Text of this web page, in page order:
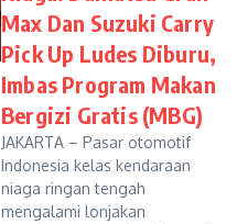
Max Dan Suzuki Carry
Pick Up Ludes Diburu,
Imbas Program Makan
Bergizi Gratis (MBG)
JAKARTA – Pasar otomotif
Indonesia kelas kendaraan
niaga ringan tengah
mengalami lonjakan